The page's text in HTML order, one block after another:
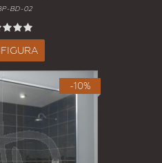
BD-02
-10%